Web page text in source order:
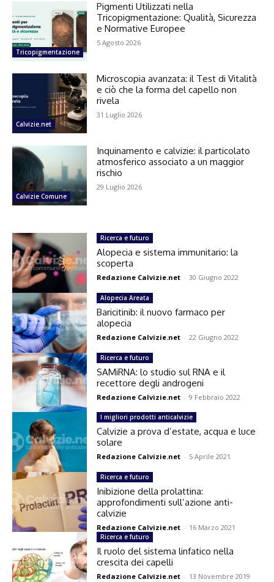
Tricopigmentazione
Pigmenti Utilizzati nella
Tricopigmentazione: Qualità, Sicurezza
e Normative Europee
5 Agosto 2026
Calvizie.net
Microscopia avanzata: il Test di Vitalità
e ciò che la forma del capello non
rivela
31 Luglio 2026
Calvizie Comune
Inquinamento e calvizie: il particolato
atmosferico associato a un maggior
rischio
29 Luglio 2026
Ricerca e futuro
Alopecia e sistema immunitario: la
scoperta
Redazione Calvizie.net - 30 Giugno 2022
Alopecia Areata
Baricitinib: il nuovo farmaco per
alopecia
Redazione Calvizie.net - 22 Giugno 2022
Ricerca e futuro
SAMiRNA: lo studio sul RNA e il
recettore degli androgeni
Redazione Calvizie.net - 9 Febbraio 2022
I migliori prodotti anticalvizie
Calvizie a prova d’estate, acqua e luce
solare
Redazione Calvizie.net - 5 Aprile 2021
Ricerca e futuro
Inibizione della prolattina:
approfondimenti sull’azione anti-
calvizie
Redazione Calvizie.net - 16 Marzo 2021
Ricerca e futuro
Il ruolo del sistema linfatico nella
crescita dei capelli
Redazione Calvizie.net - 13 Novembre 2019